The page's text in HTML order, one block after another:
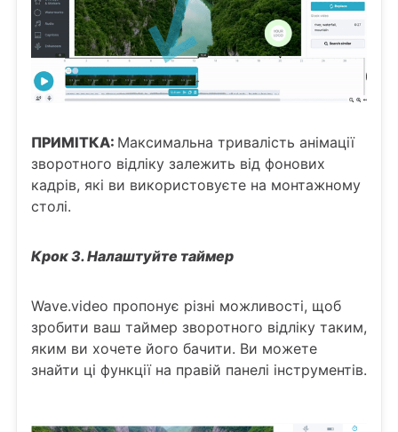
ПРИМІТКА: Максимальна тривалість анімації
зворотного відліку залежить від фонових
кадрів, які ви використовуєте на монтажному
столі.
Крок 3. Налаштуйте таймер
Wave.video пропонує різні можливості, щоб
зробити ваш таймер зворотного відліку таким,
яким ви хочете його бачити. Ви можете
знайти ці функції на правій панелі інструментів.